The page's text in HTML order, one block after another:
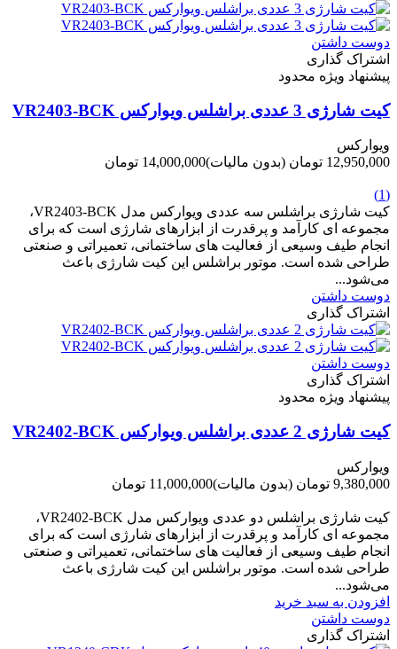
دوست داشتن
اشتراک گذاری
پیشنهاد ویژه محدود
کیت شارژی 3 عددی براشلس ویوارکس VR2403-BCK
ویوارکس
12,950,000 تومان
(بدون مالیات)14,000,000 تومان
(1)
کیت شارژی براشلس سه عددی ویوارکس مدل VR2403-BCK،
مجموعه ای کارآمد و پرقدرت از ابزارهای شارژی است که برای
انجام طیف وسیعی از فعالیت های ساختمانی، تعمیراتی و صنعتی
طراحی شده است. موتور براشلس این کیت شارژی باعث
می‌شود...
دوست داشتن
اشتراک گذاری
دوست داشتن
اشتراک گذاری
پیشنهاد ویژه محدود
کیت شارژی 2 عددی براشلس ویوارکس VR2402-BCK
ویوارکس
9,380,000 تومان
(بدون مالیات)11,000,000 تومان
کیت شارژی براشلس دو عددی ویوارکس مدل VR2402-BCK،
مجموعه ای کارآمد و پرقدرت از ابزارهای شارژی است که برای
انجام طیف وسیعی از فعالیت های ساختمانی، تعمیراتی و صنعتی
طراحی شده است. موتور براشلس این کیت شارژی باعث
می‌شود...
افزودن به سبد خرید
دوست داشتن
اشتراک گذاری